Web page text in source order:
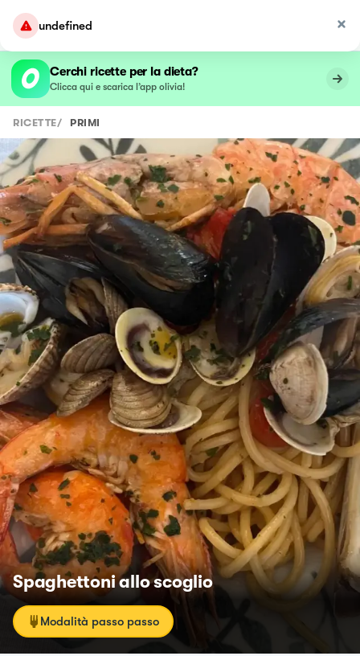
undefined
Cerchi ricette per la dieta?
Clicca qui e scarica l’app olivia!
RICETTE/ PRIMI
Spaghettoni allo scoglio
Modalità passo passo